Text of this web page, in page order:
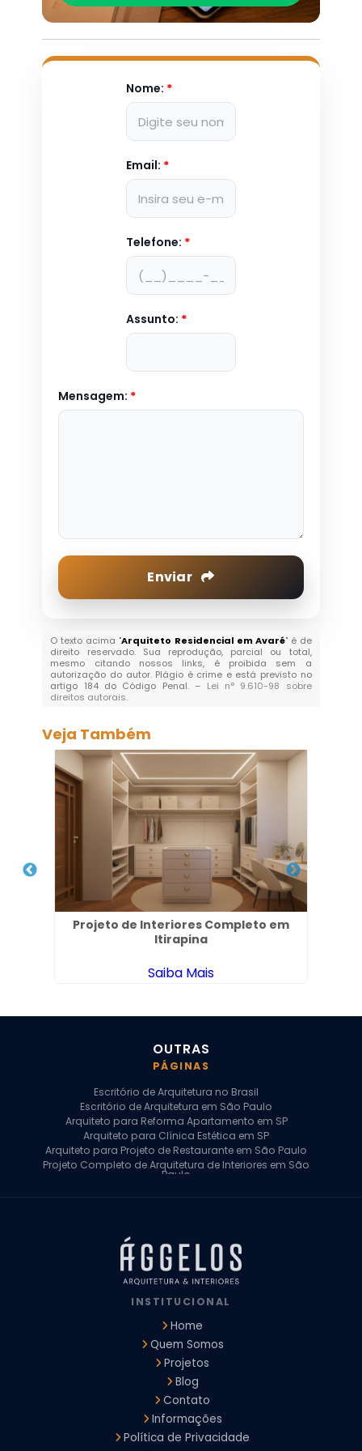
Nome: *
Email: *
Telefone: *
Assunto: *
Mensagem: *
Enviar
O texto acima "Arquiteto Residencial em Avaré" é de
direito reservado. Sua reprodução, parcial ou total,
mesmo citando nossos links, é proibida sem a
autorização do autor. Plágio é crime e está previsto no
artigo 184 do Código Penal. – Lei n° 9.610-98 sobre
direitos autorais.
Veja Também
Projeto de Interiores Completo em
Itirapina
Saiba Mais
OUTRAS
PÁGINAS
Escritório de Arquitetura no Brasil
Escritório de Arquitetura em São Paulo
Arquiteto para Reforma Apartamento em SP
Arquiteto para Clínica Estética em SP
Arquiteto para Projeto de Restaurante em São Paulo
Projeto Completo de Arquitetura de Interiores em São
Paulo
Arquiteto para Projeto Comercial em São Paulo
Arquiteto Comercial
Arquiteto para Reforma de Apartamento
Arquiteto para Reforma Residencial
Arquitetura para Reforma de Casas
Design de Interiores Apartamentos
Design de Interiores Residencial
Empresa de Arquitetura e Design
Empresas de Arquitetura e Design de Interiores
Escritório de Design de Interiores
Projeto Executivo Arquitetura
Arquitetura Institucional
Arquitetura Residencial
Empresa de Arquitetura
Empresa de Arquitetura e Engenharia
INSTITUCIONAL
Home
Quem Somos
Projetos
Blog
Contato
Informações
Política de Privacidade